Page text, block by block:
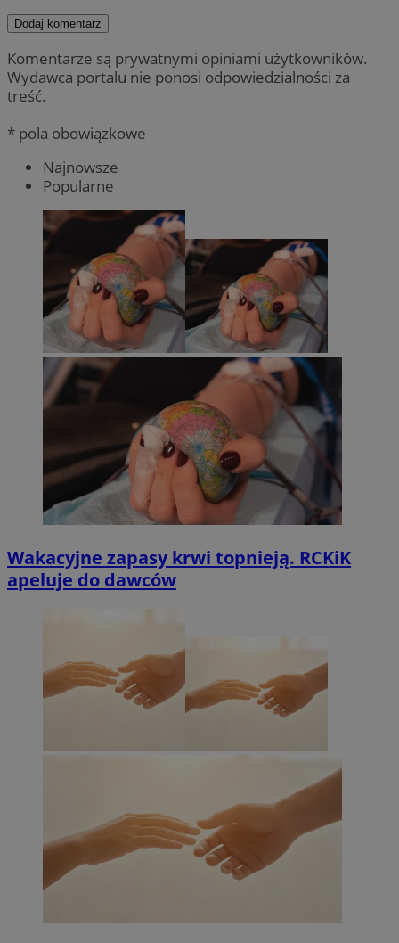
Dodaj komentarz
Komentarze są prywatnymi opiniami użytkowników.
Wydawca portalu nie ponosi odpowiedzialności za
treść.
* pola obowiązkowe
Najnowsze
Popularne
Wakacyjne zapasy krwi topnieją. RCKiK
apeluje do dawców